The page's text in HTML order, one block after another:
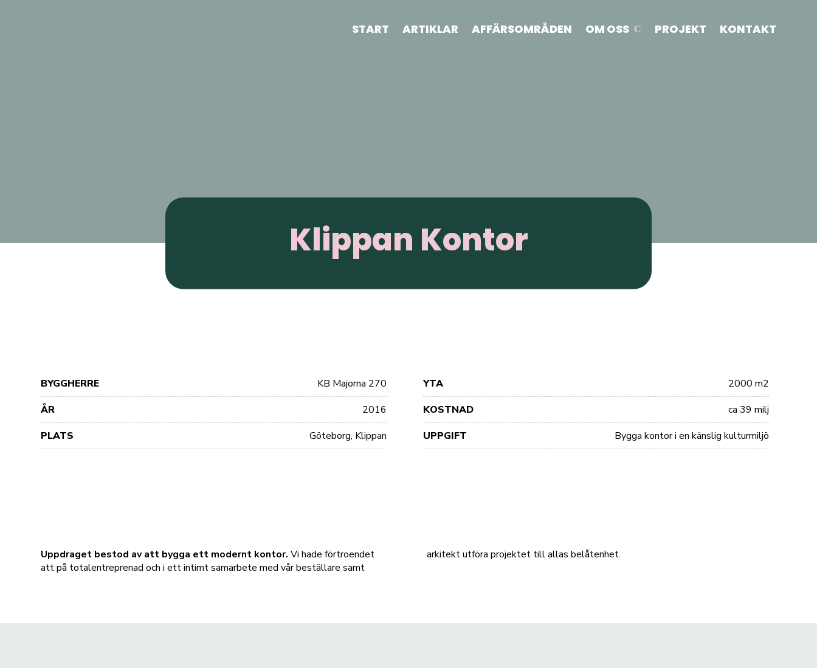
START ARTIKLAR AFFÄRSOMRÅDEN OM OSS PROJEKT KONTAKT
Klippan Kontor
BYGGHERRE
KB Majorna 270
ÅR
2016
PLATS
Göteborg, Klippan
YTA
2000 m2
KOSTNAD
ca 39 milj
UPPGIFT
Bygga kontor i en känslig kulturmiljö
Uppdraget bestod av att bygga ett modernt kontor.Vi hade förtroendet
att på totalentreprenad och i ett intimt samarbete med vår beställare samt
arkitekt utföra projektet till allas belåtenhet.